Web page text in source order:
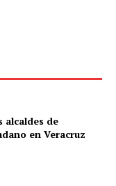
alcaldes de
en Veracruz